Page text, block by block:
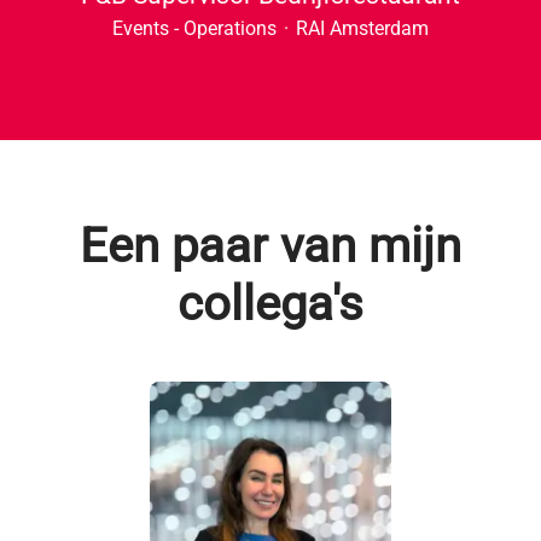
Events - Operations · RAI Amsterdam
Een paar van mijn
collega's